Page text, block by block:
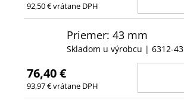
92,50 € vrátane DPH
Priemer: 43 mm
Skladom u výrobcu | 6312-43
76,40 €
93,97 € vrátane DPH